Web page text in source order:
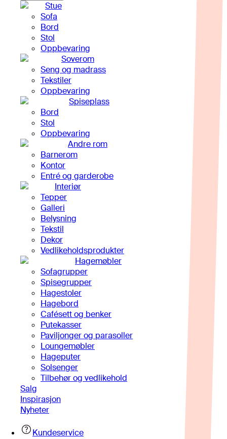
Stue
Sofa
Bord
Stol
Oppbevaring
Soverom
Seng og madrass
Tekstiler
Oppbevaring
Spiseplass
Bord
Stol
Oppbevaring
Andre rom
Barnerom
Kontor
Entré og garderobe
Interiør
Tepper
Galleri
Belysning
Tekstil
Dekor
Vedlikeholdsprodukter
Hagemøbler
Sofagrupper
Spisegrupper
Hagestoler
Hagebord
Cafésett og benker
Putekasser
Paviljonger og parasoller
Loungemøbler
Hageputer
Solsenger
Tilbehør og vedlikehold
Salg
Inspirasjon
Nyheter
Kundeservice